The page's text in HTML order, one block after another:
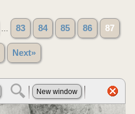
83 84 85 86 87
Next»